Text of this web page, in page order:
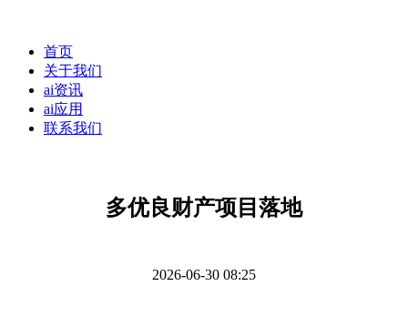
首页
关于我们
ai资讯
ai应用
联系我们
多优良财产项目落地
2026-06-30 08:25